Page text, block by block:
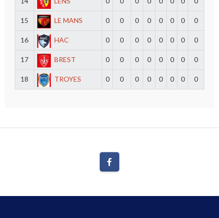
15 LE MANS 0 0 0 0 0 0 0 0
16 HAC 0 0 0 0 0 0 0 0
17 BREST 0 0 0 0 0 0 0 0
18 TROYES 0 0 0 0 0 0 0 0